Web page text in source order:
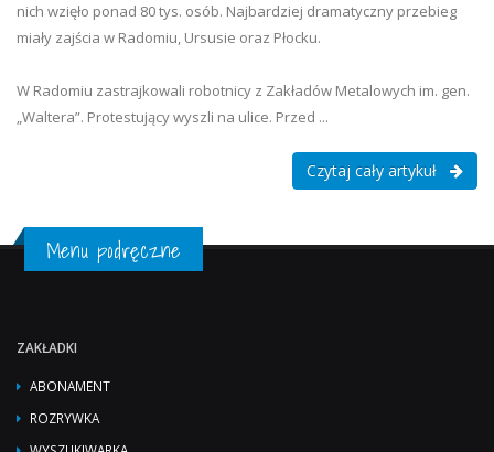
nich wzięło ponad 80 tys. osób. Najbardziej dramatyczny przebieg
miały zajścia w Radomiu, Ursusie oraz Płocku.
W Radomiu zastrajkowali robotnicy z Zakładów Metalowych im. gen.
„Waltera”. Protestujący wyszli na ulice. Przed ...
Czytaj cały artykuł
Menu podręczne
ZAKŁADKI
ABONAMENT
ROZRYWKA